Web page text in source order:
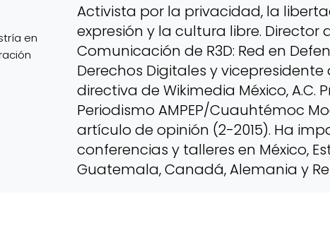
Activista por la privacidad, la
expresión y la cultura libre. Director
Comunicación de R3D: Red en
Derechos Digitales y
directiva de Wikimedia México, A.C.
Periodismo AMPEP/Cuauhtémoc
artículo de opinión (2-2015). Ha
conferencias y talleres en México,
Guatemala, Canadá, Alemania y